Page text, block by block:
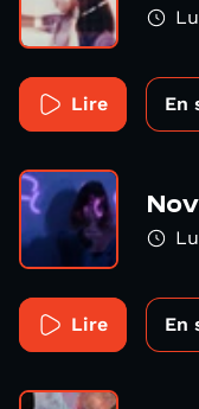
Lire En
Lire En